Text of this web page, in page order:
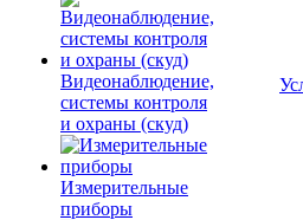
Видеонаблюдение,
системы контроля
и охраны (скуд)
Измерительные
приборы